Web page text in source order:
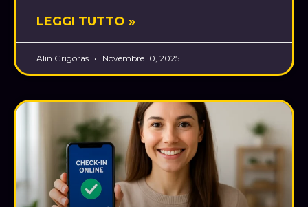
LEGGI TUTTO »
Alin Grigoras Novembre 10, 2025